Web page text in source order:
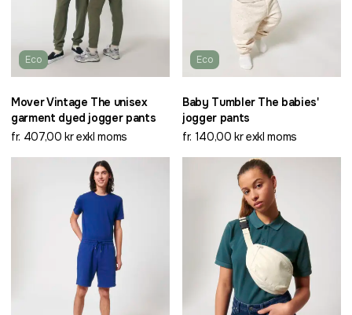
Eco
Mover Vintage The unisex
garment dyed jogger pants
fr. 407,00 kr exkl moms
Eco
Baby Tumbler The babies'
jogger pants
fr. 140,00 kr exkl moms